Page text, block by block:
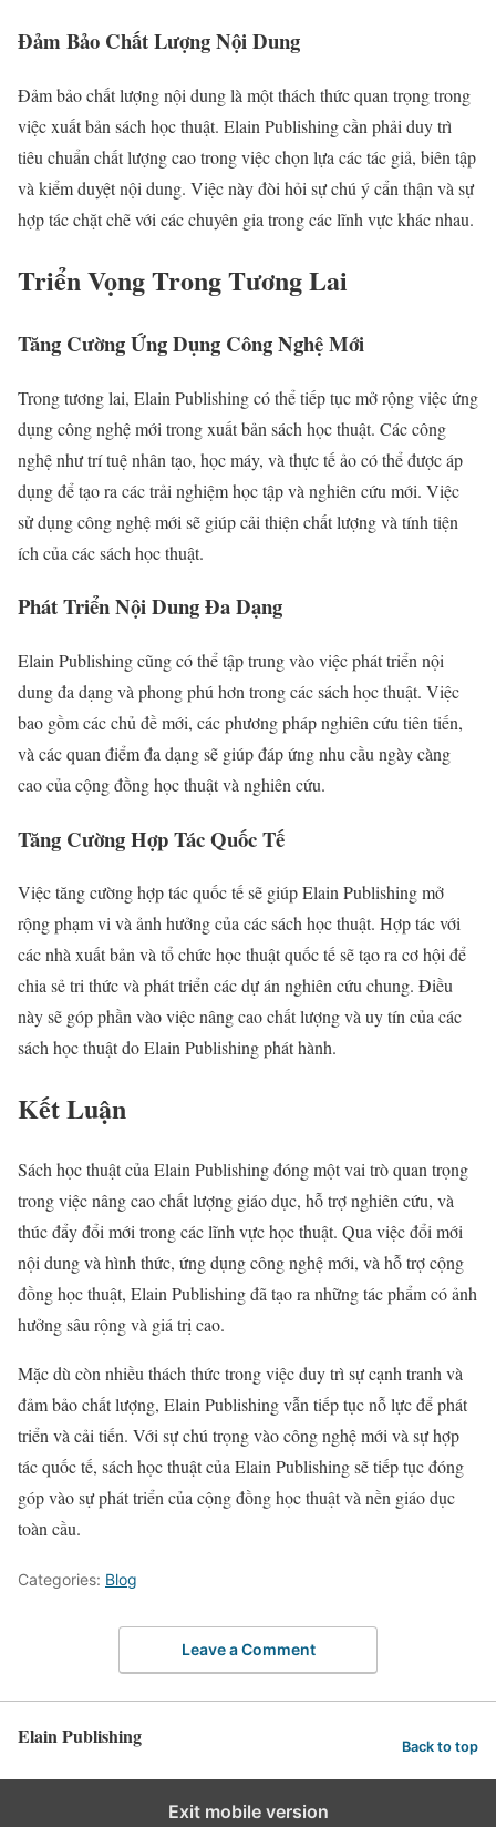
Đảm Bảo Chất Lượng Nội Dung
Đảm bảo chất lượng nội dung là một thách thức quan trọng trong
việc xuất bản sách học thuật. Elain Publishing cần phải duy trì
tiêu chuẩn chất lượng cao trong việc chọn lựa các tác giả, biên tập
và kiểm duyệt nội dung. Việc này đòi hỏi sự chú ý cẩn thận và sự
hợp tác chặt chẽ với các chuyên gia trong các lĩnh vực khác nhau.
Triển Vọng Trong Tương Lai
Tăng Cường Ứng Dụng Công Nghệ Mới
Trong tương lai, Elain Publishing có thể tiếp tục mở rộng việc ứng
dụng công nghệ mới trong xuất bản sách học thuật. Các công
nghệ như trí tuệ nhân tạo, học máy, và thực tế ảo có thể được áp
dụng để tạo ra các trải nghiệm học tập và nghiên cứu mới. Việc
sử dụng công nghệ mới sẽ giúp cải thiện chất lượng và tính tiện
ích của các sách học thuật.
Phát Triển Nội Dung Đa Dạng
Elain Publishing cũng có thể tập trung vào việc phát triển nội
dung đa dạng và phong phú hơn trong các sách học thuật. Việc
bao gồm các chủ đề mới, các phương pháp nghiên cứu tiên tiến,
và các quan điểm đa dạng sẽ giúp đáp ứng nhu cầu ngày càng
cao của cộng đồng học thuật và nghiên cứu.
Tăng Cường Hợp Tác Quốc Tế
Việc tăng cường hợp tác quốc tế sẽ giúp Elain Publishing mở
rộng phạm vi và ảnh hưởng của các sách học thuật. Hợp tác với
các nhà xuất bản và tổ chức học thuật quốc tế sẽ tạo ra cơ hội để
chia sẻ tri thức và phát triển các dự án nghiên cứu chung. Điều
này sẽ góp phần vào việc nâng cao chất lượng và uy tín của các
sách học thuật do Elain Publishing phát hành.
Kết Luận
Sách học thuật của Elain Publishing đóng một vai trò quan trọng
trong việc nâng cao chất lượng giáo dục, hỗ trợ nghiên cứu, và
thúc đẩy đổi mới trong các lĩnh vực học thuật. Qua việc đổi mới
nội dung và hình thức, ứng dụng công nghệ mới, và hỗ trợ cộng
đồng học thuật, Elain Publishing đã tạo ra những tác phẩm có ảnh
hưởng sâu rộng và giá trị cao.
Mặc dù còn nhiều thách thức trong việc duy trì sự cạnh tranh và
đảm bảo chất lượng, Elain Publishing vẫn tiếp tục nỗ lực để phát
triển và cải tiến. Với sự chú trọng vào công nghệ mới và sự hợp
tác quốc tế, sách học thuật của Elain Publishing sẽ tiếp tục đóng
góp vào sự phát triển của cộng đồng học thuật và nền giáo dục
toàn cầu.
Categories: Blog
Leave a Comment
Elain Publishing Back to top
Exit mobile version